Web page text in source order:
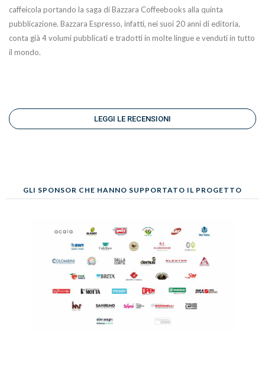
caffeicola portando la saga di Bazzara Coffeebooks alla quinta
pubblicazione. Bazzara Espresso, infatti, nei suoi 20 anni di editoria,
conta già 4 volumi pubblicati e tradotti in molte lingue e venduti in tutto
il mondo.
LEGGI LE RECENSIONI
GLI SPONSOR CHE HANNO SUPPORTATO IL PROGETTO